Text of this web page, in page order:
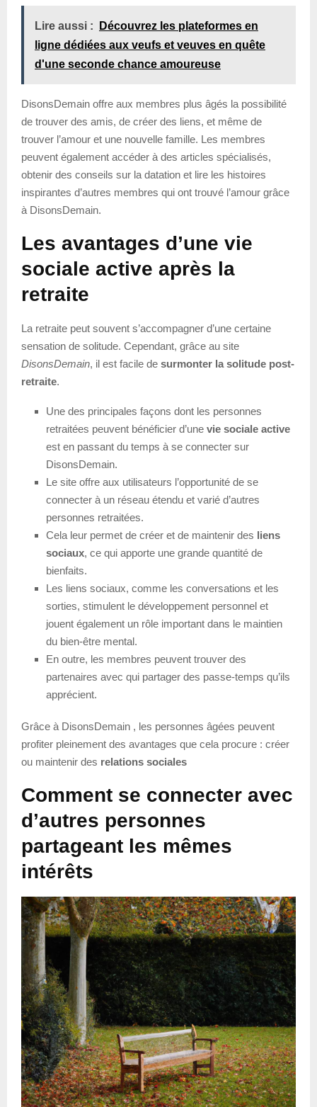
Lire aussi :
Découvrez les plateformes en
ligne dédiées aux veufs et veuves en quête
d'une seconde chance amoureuse
DisonsDemain offre aux membres plus âgés la possibilité
de trouver des amis, de créer des liens, et même de
trouver l’amour et une nouvelle famille. Les membres
peuvent également accéder à des articles spécialisés,
obtenir des conseils sur la datation et lire les histoires
inspirantes d’autres membres qui ont trouvé l’amour grâce
à DisonsDemain.
Les avantages d’une vie
sociale active après la
retraite
La retraite peut souvent s’accompagner d’une certaine
sensation de solitude. Cependant, grâce au site
DisonsDemain, il est facile de surmonter la solitude post-
retraite.
Une des principales façons dont les personnes
retraitées peuvent bénéficier d’une vie sociale active
est en passant du temps à se connecter sur
DisonsDemain.
Le site offre aux utilisateurs l’opportunité de se
connecter à un réseau étendu et varié d’autres
personnes retraitées.
Cela leur permet de créer et de maintenir des liens
sociaux, ce qui apporte une grande quantité de
bienfaits.
Les liens sociaux, comme les conversations et les
sorties, stimulent le développement personnel et
jouent également un rôle important dans le maintien
du bien-être mental.
En outre, les membres peuvent trouver des
partenaires avec qui partager des passe-temps qu’ils
apprécient.
Grâce à DisonsDemain , les personnes âgées peuvent
profiter pleinement des avantages que cela procure : créer
ou maintenir des relations sociales
Comment se connecter avec
d’autres personnes
partageant les mêmes
intérêts